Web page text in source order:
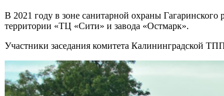
В 2021 году в зоне санитарной охраны Гагаринского
территории «ТЦ «Сити» и завода «Остмарк».
Участники заседания комитета Калининградской